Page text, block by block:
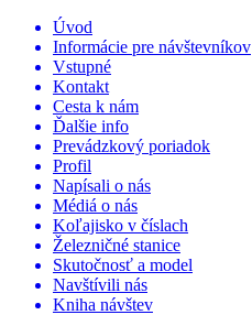
Úvod
Informácie pre návštevníkov
Vstupné
Kontakt
Cesta k nám
Ďalšie info
Prevádzkový poriadok
Profil
Napísali o nás
Médiá o nás
Koľajisko v číslach
Železničné stanice
Skutočnosť a model
Navštívili nás
Kniha návštev